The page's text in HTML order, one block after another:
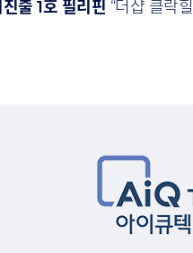
출 1호 필리핀 “더샵 클락